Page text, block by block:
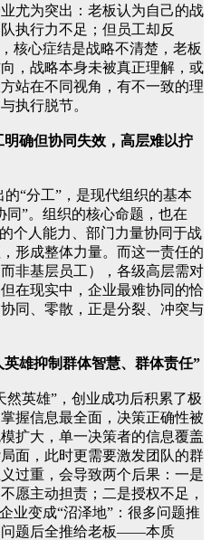
尤为突出：老板认为自己的战
执行力不足；但员工却反
核心症结是战略不清楚，老板
，战略本身未被真正理解，或
站在不同视角，有不一致的理
执行脱节。
确但协同失效，高层难以拧
“分工”，是现代组织的基本
同”。组织的核心命题，也在
个人能力、部门力量协同于战
形成整体力量。而这一责任的
非基层员工），各级高层需对
在现实中，企业最难协同的恰
同、零散，正是分裂、冲突与
雄抑制群体智慧、群体责任”
英雄”，创业成功后积累了极
握信息最全面，决策正确性被
扩大，单一决策者的信息覆盖
面，此时更需要激发团队的群
过重，会导致两个后果：一是
愿主动担责；二是授权不足，
业变成“沼泽地”：很多问题推
问题后全推给老板——本质